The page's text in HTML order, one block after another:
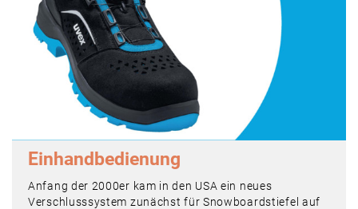
Einhand­bedienung
Anfang der 2000er kam in den USA ein neues
Verschlusssystem zunächst für Snowboardstiefel auf